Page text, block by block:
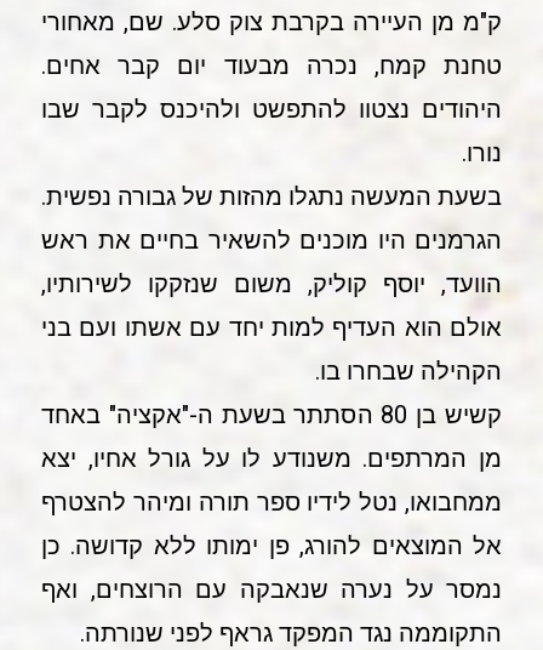
ק"מ מן העיירה בקרבת צוק סלע. שם, מאחורי
טחנת קמח, נכרה מבעוד יום קבר אחים.
היהודים נצטוו להתפשט ולהיכנס לקבר שבו
נורו.
בשעת המעשה נתגלו מהזות של גבורה נפשית.
הגרמנים היו מוכנים להשאיר בחיים את ראש
הוועד, יוסף קוליק, משום שנזקקו לשירותיו,
אולם הוא העדיף למות יחד עם אשתו ועם בני
הקהילה שבחרו בו.
קשיש בן 80 הסתתר בשעת ה-"אקציה" באחד
מן המרתפים. משנודע לו על גורל אחיו, יצא
ממחבואו, נטל לידיו ספר תורה ומיהר להצטרף
אל המוצאים להורג, פן ימותו ללא קדושה. כן
נמסר על נערה שנאבקה עם הרוצחים, ואף
התקוממה נגד המפקד גראף לפני שנורתה.